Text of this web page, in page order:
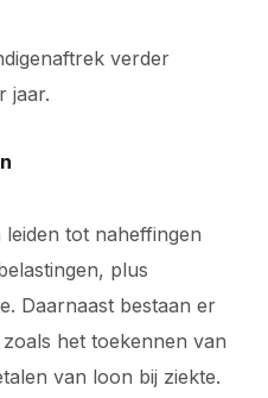
verder
jaar.
tot naheffingen
plus
Daarnaast bestaan er
zoals het toekennen van
van loon bij ziekte.